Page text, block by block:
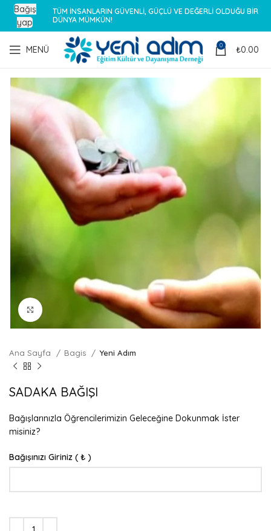
Bağış
yap
TÜM İNSANLARIN GÜVENLİ, GÜÇLÜ VE DEĞERLİ OLDUĞU BİR
DÜNYA MÜMKÜN!
MENÜ 0 ₺0.00
Büyütmek için tıklayın
Ana Sayfa Bagis Yeni Adım
SADAKA BAĞIŞI
Bağışlarınızla Öğrencilerimizin Geleceğine Dokunmak İster
misiniz?
Bağışınızı Giriniz ( ₺ )